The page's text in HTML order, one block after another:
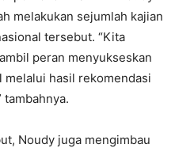
melakukan sejumlah kajian
tersebut. “Kita
peran menyukseskan
hasil rekomendasi
tambahnya.
Noudy juga mengimbau